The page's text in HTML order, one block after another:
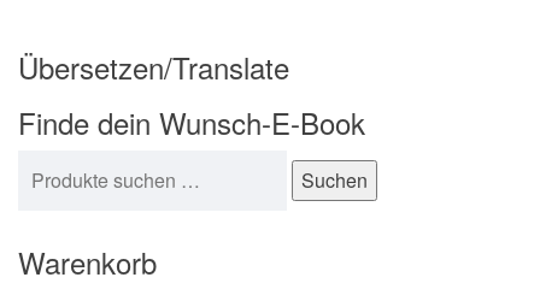
Übersetzen/Translate
Finde dein Wunsch-E-Book
Suchen
Warenkorb